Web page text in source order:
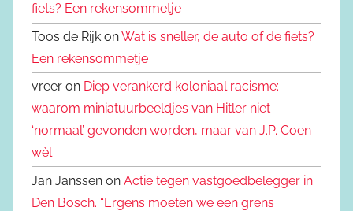
fiets? Een rekensommetje
Toos de Rijk onWat is sneller, de auto of de fiets?
Een rekensommetje
vreer on Diep verankerd koloniaal racisme:
waarom miniatuurbeeldjes van Hitler niet
‘normaal’ gevonden worden, maar van J.P. Coen
wèl
Jan Janssen on Actie tegen vastgoedbelegger in
Den Bosch. “Ergens moeten we een grens